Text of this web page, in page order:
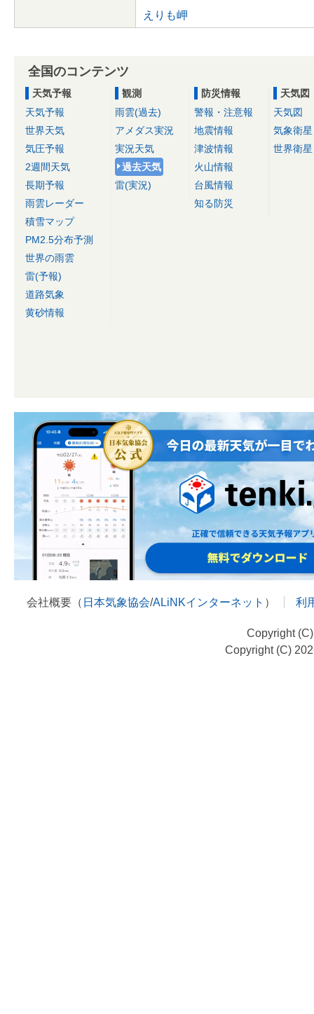
えりも岬
全国のコンテンツ
天気予報
天気予報
世界天気
気圧予報
2週間天気
長期予報
雨雲レーダー
積雪マップ
PM2.5分布予測
世界の雨雲
雷(予報)
道路気象
黄砂情報
観測
雨雲(過去)
アメダス実況
実況天気
過去天気
雷(実況)
防災情報
警報・注意報
地震情報
津波情報
火山情報
台風情報
知る防災
天気図
天気図
気象衛星
世界衛星
会社概要（ 日本気象協会/ALiNKインターネット ） 利
Copyright
Copyright (C)